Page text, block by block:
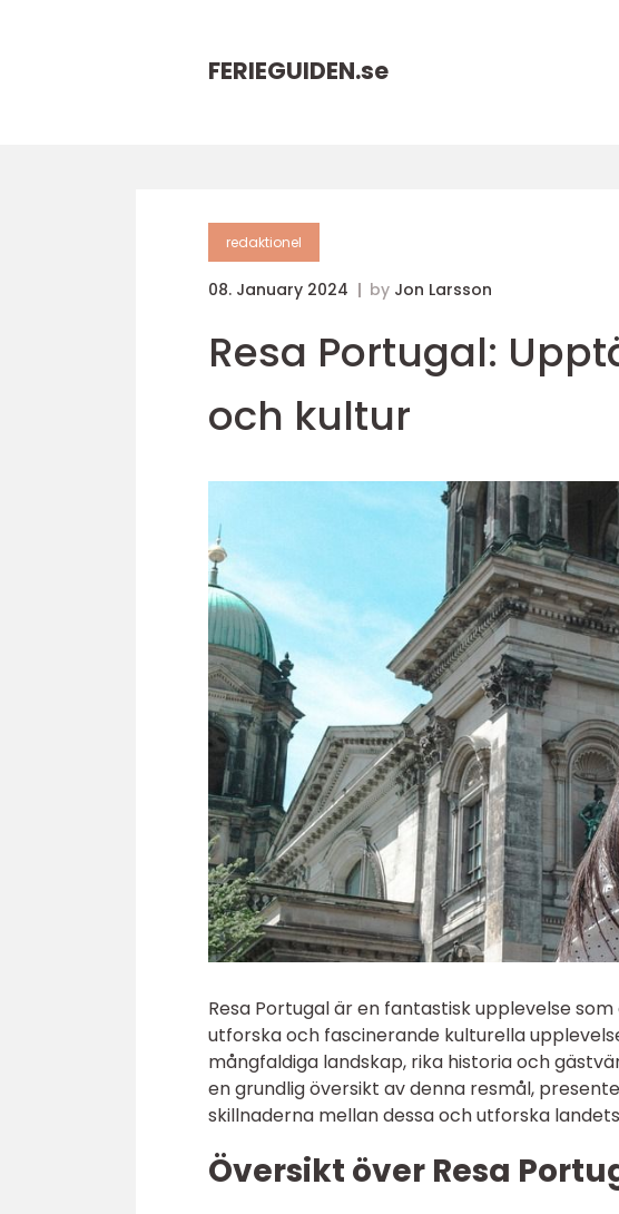
FERIEGUIDEN.se
redaktionel
08. January 2024 by Jon Larsson
Resa Portugal:
och kultur
Resa Portugal är en fantastisk upplevelse
utforska och fascinerande kulturella
mångfaldiga landskap, rika historia och
en grundlig översikt av denna resmål,
skillnaderna mellan dessa och utforska
Översikt över Resa